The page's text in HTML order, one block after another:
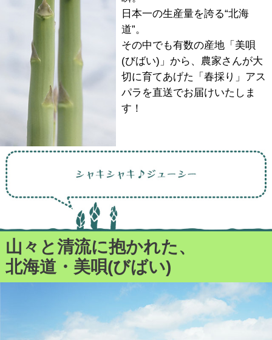
日本一の生産量を誇る“北海
道”。
その中でも有数の産地「美唄
(びばい)」から、農家さんが大
切に育てあげた「春採り」アス
パラを直送でお届けいたしま
す！
山々と清流に抱かれた、
北海道・美唄(びばい)